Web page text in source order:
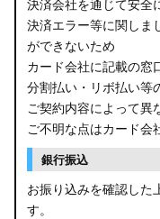
決済会社を通じて安全
決済エラー等に関しま
ができないため
カード会社に記載の窓
分割払い・リボ払い等
ご契約内容によって異
ご不明な点はカード会
銀行振込
お振り込みを確認した
す。